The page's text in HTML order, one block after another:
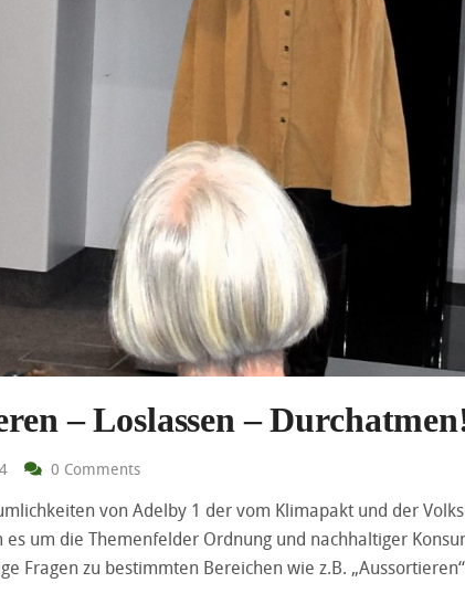
– Loslassen –
0 Comments
von Adelby 1 der vom Klimapakt und der
es um die Themenfelder Ordnung und nachhaltiger
Fragen zu bestimmten Bereichen wie z.B.